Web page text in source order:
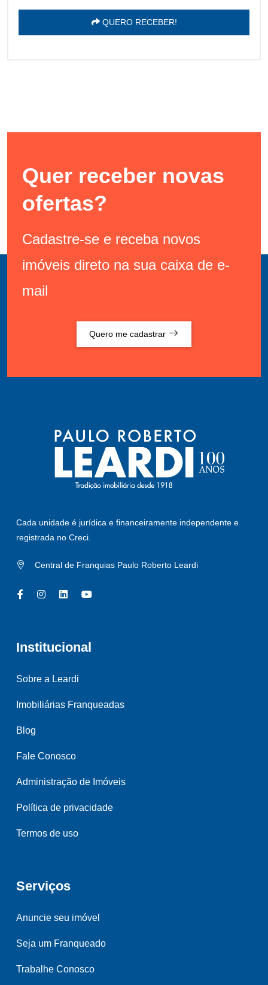
QUERO RECEBER!
Quer receber novas
ofertas?
Cadastre-se e receba novos
imóveis direto na sua caixa de e-
mail
Quero me cadastrar
Cada unidade é jurídica e financeiramente independente e
registrada no Creci.
Central de Franquias Paulo Roberto Leardi
Institucional
Sobre a Leardi
Imobiliárias Franqueadas
Blog
Fale Conosco
Administração de Imóveis
Política de privacidade
Termos de uso
Serviços
Anuncie seu imóvel
Seja um Franqueado
Trabalhe Conosco